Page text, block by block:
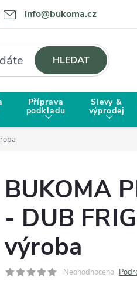
info@bukoma.cz
HLEDAT
Příprava
podkladu
Slevy &
výprodej
BUKOMA
- DUB
výroba
Neohodnoceno